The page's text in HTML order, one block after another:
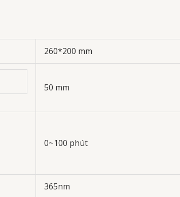
260*200 mm
50 mm
0~100 phút
365nm